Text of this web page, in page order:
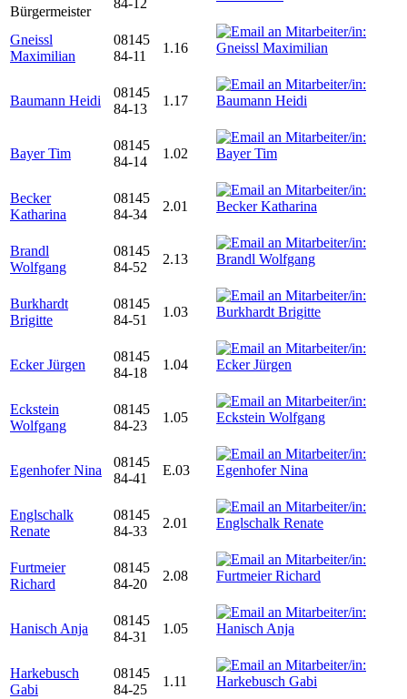
Bürgermeister
84-12
Gneissl
Maximilian
08145
84-11
1.16
Baumann Heidi
08145
84-13
1.17
Bayer Tim
08145
84-14
1.02
Becker
Katharina
08145
84-34
2.01
Brandl
Wolfgang
08145
84-52
2.13
Burkhardt
Brigitte
08145
84-51
1.03
Ecker Jürgen
08145
84-18
1.04
Eckstein
Wolfgang
08145
84-23
1.05
Egenhofer Nina
08145
84-41
E.03
Englschalk
Renate
08145
84-33
2.01
Furtmeier
Richard
08145
84-20
2.08
Hanisch Anja
08145
84-31
1.05
Harkebusch
Gabi
08145
84-25
1.11